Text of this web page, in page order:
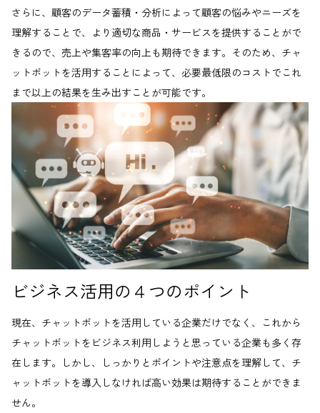
さらに、顧客のデータ蓄積・分析によって顧客の悩みやニーズを
理解することで、より適切な商品・サービスを提供することがで
きるので、売上や集客率の向上も期待できます。そのため、チャ
ットボットを活用することによって、必要最低限のコストでこれ
まで以上の結果を生み出すことが可能です。
ビジネス活用の４つのポイント
現在、チャットボットを活用している企業だけでなく、これから
チャットボットをビジネス利用しようと思っている企業も多く存
在します。しかし、しっかりとポイントや注意点を理解して、チ
ャットボットを導入しなければ高い効果は期待することができま
せん。